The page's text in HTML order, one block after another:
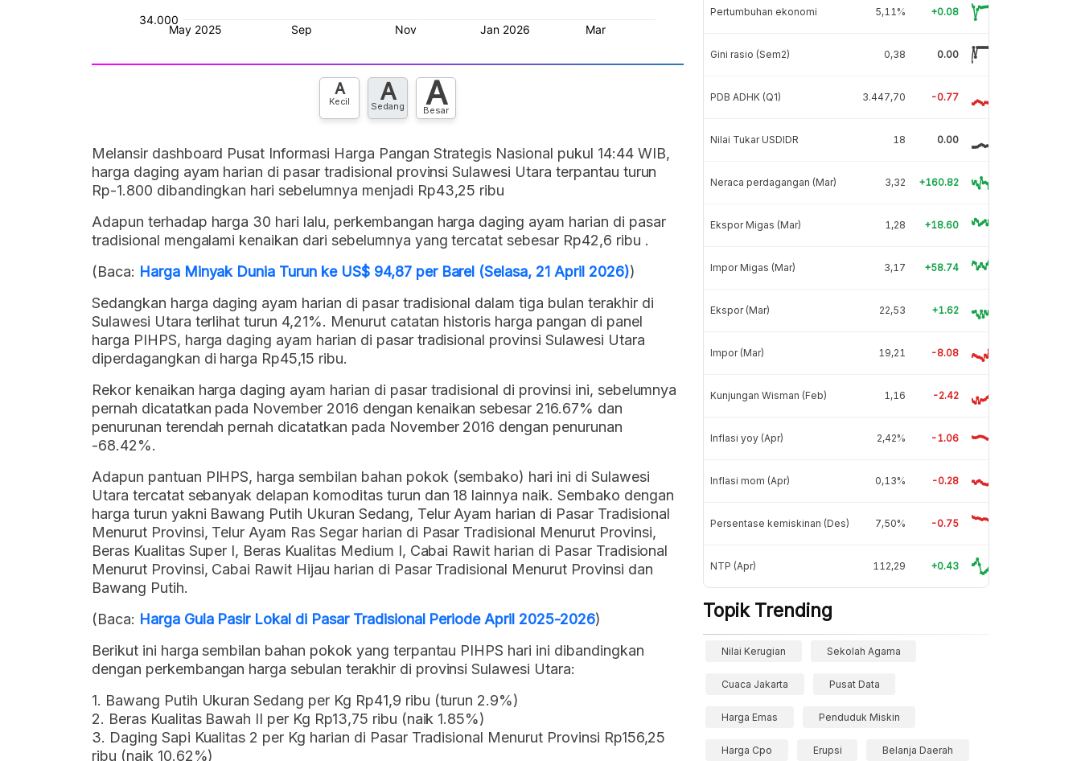
A
Kecil A
Sedang A
Besar
Melansir dashboard Pusat Informasi Harga Pangan Strategis Nasional pukul 14:44 WIB,
harga daging ayam harian di pasar tradisional provinsi Sulawesi Utara terpantau turun
Rp-1.800 dibandingkan hari sebelumnya menjadi Rp43,25 ribu
Adapun terhadap harga 30 hari lalu, perkembangan harga daging ayam harian di pasar
tradisional mengalami kenaikan dari sebelumnya yang tercatat sebesar Rp42,6 ribu .
(Baca: Harga Minyak Dunia Turun ke US$ 94,87 per Barel (Selasa, 21 April 2026))
Sedangkan harga daging ayam harian di pasar tradisional dalam tiga bulan terakhir di
Sulawesi Utara terlihat turun 4,21%. Menurut catatan historis harga pangan di panel
harga PIHPS, harga daging ayam harian di pasar tradisional provinsi Sulawesi Utara
diperdagangkan di harga Rp45,15 ribu.
Rekor kenaikan harga daging ayam harian di pasar tradisional di provinsi ini, sebelumnya
pernah dicatatkan pada November 2016 dengan kenaikan sebesar 216.67% dan
penurunan terendah pernah dicatatkan pada November 2016 dengan penurunan
-68.42%.
Adapun pantuan PIHPS, harga sembilan bahan pokok (sembako) hari ini di Sulawesi
Utara tercatat sebanyak delapan komoditas turun dan 18 lainnya naik. Sembako dengan
harga turun yakni Bawang Putih Ukuran Sedang, Telur Ayam harian di Pasar Tradisional
Menurut Provinsi, Telur Ayam Ras Segar harian di Pasar Tradisional Menurut Provinsi,
Beras Kualitas Super I, Beras Kualitas Medium I, Cabai Rawit harian di Pasar Tradisional
Menurut Provinsi, Cabai Rawit Hijau harian di Pasar Tradisional Menurut Provinsi dan
Bawang Putih.
(Baca: Harga Gula Pasir Lokal di Pasar Tradisional Periode April 2025-2026)
Berikut ini harga sembilan bahan pokok yang terpantau PIHPS hari ini dibandingkan
dengan perkembangan harga sebulan terakhir di provinsi Sulawesi Utara:
1. Bawang Putih Ukuran Sedang per Kg Rp41,9 ribu (turun 2.9%)
2. Beras Kualitas Bawah II per Kg Rp13,75 ribu (naik 1.85%)
3. Daging Sapi Kualitas 2 per Kg harian di Pasar Tradisional Menurut Provinsi Rp156,25
ribu (naik 10.62%)
Pertumbuhan ekonomi 5,11% +0.08
Gini rasio (Sem2) 0,38 0.00
PDB ADHK (Q1) 3.447,70 -0.77
Nilai Tukar USDIDR 18 0.00
Neraca perdagangan (Mar) 3,32 +160.82
Ekspor Migas (Mar) 1,28 +18.60
Impor Migas (Mar) 3,17 +58.74
Ekspor (Mar) 22,53 +1.62
Impor (Mar) 19,21 -8.08
Kunjungan Wisman (Feb) 1,16 -2.42
Inflasi yoy (Apr) 2,42% -1.06
Inflasi mom (Apr) 0,13% -0.28
Persentase kemiskinan (Des) 7,50% -0.75
NTP (Apr) 112,29 +0.43
Topik Trending
Nilai Kerugian Sekolah Agama
Cuaca Jakarta Pusat Data
Harga Emas Penduduk Miskin
Harga Cpo Erupsi Belanja Daerah